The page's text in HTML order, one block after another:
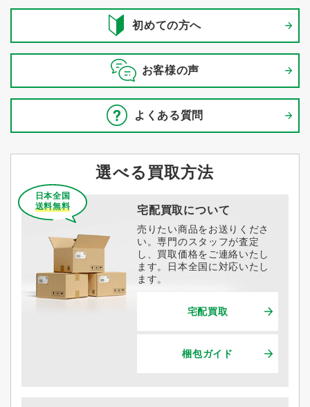
初めての方へ
お客様の声
よくある質問
選べる買取方法
宅配買取について
日本全国
送料無料
売りたい商品をお送りくださ
い。専門のスタッフが査定
し、買取価格をご連絡いたし
ます。日本全国に対応いたし
ます。
宅配買取
梱包ガイド